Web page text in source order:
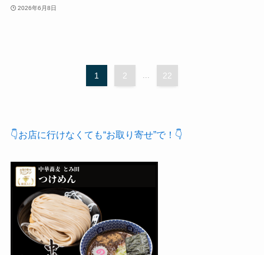
2026年6月8日
1 2 22
👇お店に行けなくても“お取り寄せ”で！👇